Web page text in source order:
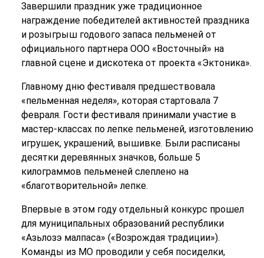
Завершили праздник уже традиционное
награждение победителей активностей праздника
и розыгрыш годового запаса пельменей от
официального партнера ООО «Восточный» на
главной сцене и дискотека от проекта «Эктоника».
Главному дню фестиваля предшествовала
«пельменная неделя», которая стартовала 7
февраля. Гости фестиваля принимали участие в
мастер-классах по лепке пельменей, изготовлению
игрушек, украшений, вышивке. Были расписаны
десятки деревянных значков, больше 5
килограммов пельменей слеплено на
«благотворительной» лепке.
Впервые в этом году отдельный конкурс прошел
для муниципальных образований республики
«Азьлозэ малпаса» («Возрождая традиции»).
Команды из МО проводили у себя посиделки,